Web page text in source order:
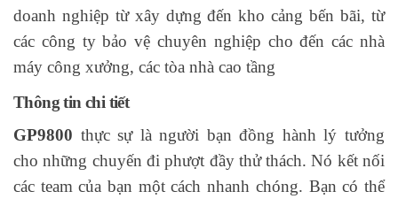
doanh nghiệp từ xây dựng đến kho cảng bến bãi, từ
các công ty bảo vệ chuyên nghiệp cho đến các nhà
máy công xưởng, các tòa nhà cao tầng
Thông tin chi tiết
GP9800 thực sự là người bạn đồng hành lý tưởng
cho những chuyến đi phượt đầy thử thách. Nó kết nối
các team của bạn một cách nhanh chóng. Bạn có thể